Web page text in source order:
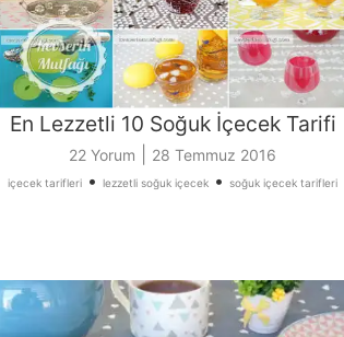
En Lezzetli 10 Soğuk İçecek Tarifi
22 Yorum 28 Temmuz 2016
içecek tarifleri • lezzetli soğuk içecek • soğuk içecek tarifleri